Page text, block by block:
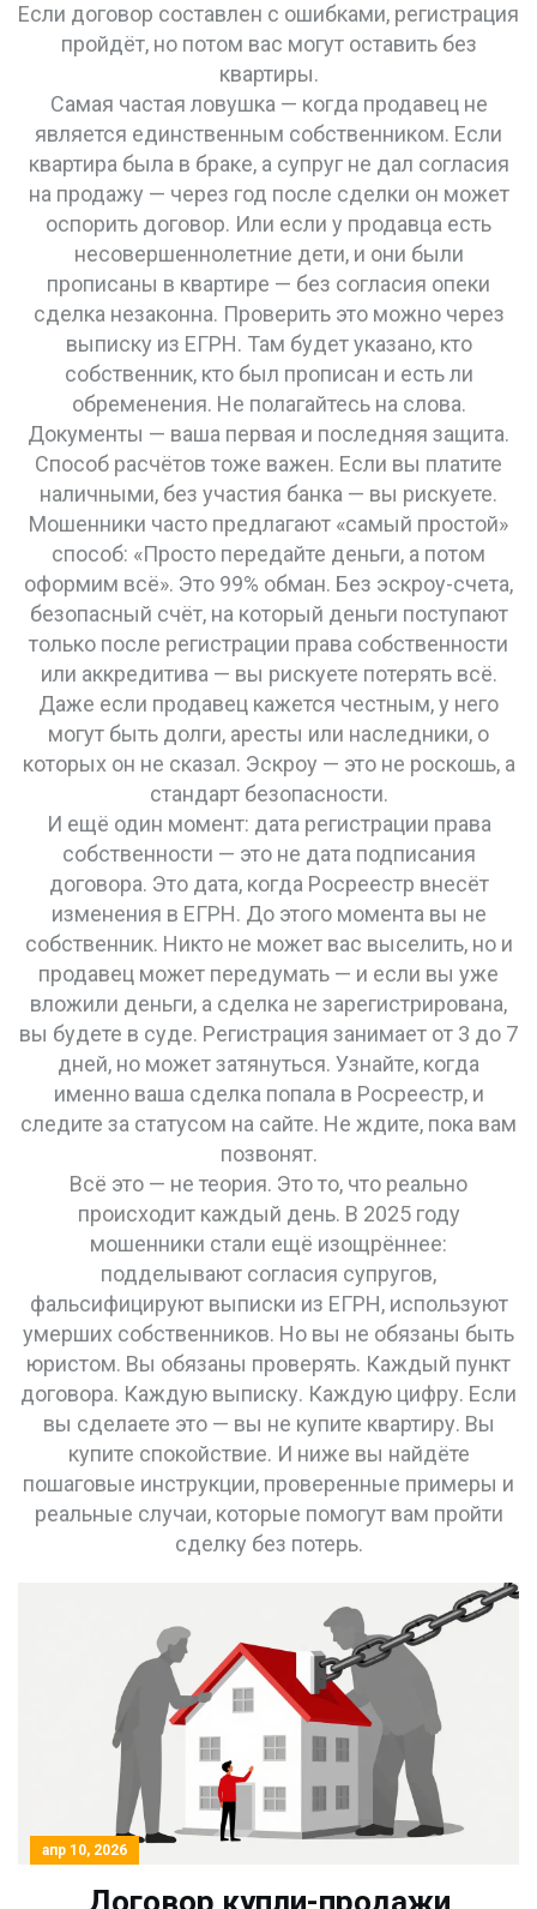
Если договор составлен с ошибками, регистрация
пройдёт, но потом вас могут оставить без
квартиры.
Самая частая ловушка — когда продавец не
является единственным собственником. Если
квартира была в браке, а супруг не дал согласия
на продажу — через год после сделки он может
оспорить договор. Или если у продавца есть
несовершеннолетние дети, и они были
прописаны в квартире — без согласия опеки
сделка незаконна. Проверить это можно через
выписку из ЕГРН. Там будет указано, кто
собственник, кто был прописан и есть ли
обременения. Не полагайтесь на слова.
Документы — ваша первая и последняя защита.
Способ расчётов тоже важен. Если вы платите
наличными, без участия банка — вы рискуете.
Мошенники часто предлагают «самый простой»
способ: «Просто передайте деньги, а потом
оформим всё». Это 99% обман. Без эскроу-счета,
безопасный счёт, на который деньги поступают
только после регистрации права собственности
или аккредитива — вы рискуете потерять всё.
Даже если продавец кажется честным, у него
могут быть долги, аресты или наследники, о
которых он не сказал. Эскроу — это не роскошь, а
стандарт безопасности.
И ещё один момент: дата регистрации права
собственности — это не дата подписания
договора. Это дата, когда Росреестр внесёт
изменения в ЕГРН. До этого момента вы не
собственник. Никто не может вас выселить, но и
продавец может передумать — и если вы уже
вложили деньги, а сделка не зарегистрирована,
вы будете в суде. Регистрация занимает от 3 до 7
дней, но может затянуться. Узнайте, когда
именно ваша сделка попала в Росреестр, и
следите за статусом на сайте. Не ждите, пока вам
позвонят.
Всё это — не теория. Это то, что реально
происходит каждый день. В 2025 году
мошенники стали ещё изощрённее:
подделывают согласия супругов,
фальсифицируют выписки из ЕГРН, используют
умерших собственников. Но вы не обязаны быть
юристом. Вы обязаны проверять. Каждый пункт
договора. Каждую выписку. Каждую цифру. Если
вы сделаете это — вы не купите квартиру. Вы
купите спокойствие. И ниже вы найдёте
пошаговые инструкции, проверенные примеры и
реальные случаи, которые помогут вам пройти
сделку без потерь.
апр 10, 2026